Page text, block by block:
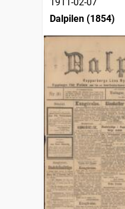
1911-02-07
Dalpilen (1854)